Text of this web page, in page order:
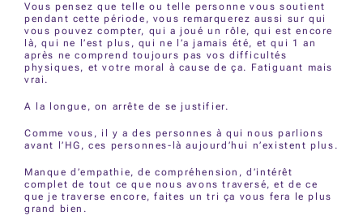
Vous pensez que telle ou telle personne vous soutient
pendant cette période, vous remarquerez aussi sur qui
vous pouvez compter, qui a joué un rôle, qui est encore
là, qui ne l’est plus, qui ne l’a jamais été, et qui 1 an
après ne comprend toujours pas vos difficultés
physiques, et votre moral à cause de ça. Fatiguant mais
vrai.
A la longue, on arrête de se justifier.
Comme vous, il y a des personnes à qui nous parlions
avant l’HG, ces personnes-là aujourd’hui n’existent plus.
Manque d’empathie, de compréhension, d’intérêt
complet de tout ce que nous avons traversé, et de ce
que je traverse encore, faites un tri ça vous fera le plus
grand bien.